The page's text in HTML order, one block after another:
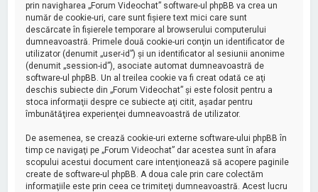
prin navigharea „Forum Videochat” software-ul phpBB va crea un
număr de cookie-uri, care sunt fişiere text mici care sunt
descărcate în fişierele temporare al browserului computerului
dumneavoastră. Primele două cookie-uri conţin un identificator de
utilizator (denumit „user-id”) şi un identificator al sesiunii anonime
(denumit „session-id”), asociate automat dumneavoastră de
software-ul phpBB. Un al treilea cookie va fi creat odată ce aţi
deschis subiecte din „Forum Videochat” şi este folosit pentru a
stoca informaţii despre ce subiecte aţi citit, aşadar pentru
îmbunătăţirea experienţei dumneavoastră de utilizator.
De asemenea, se crează cookie-uri externe software-ului phpBB în
timp ce navigaţi pe „Forum Videochat” dar acestea sunt în afara
scopului acestui document care intenţionează să acopere paginile
create de software-ul phpBB. A doua cale prin care colectăm
informaţiile este prin ceea ce trimiteţi dumneavoastră. Acest lucru